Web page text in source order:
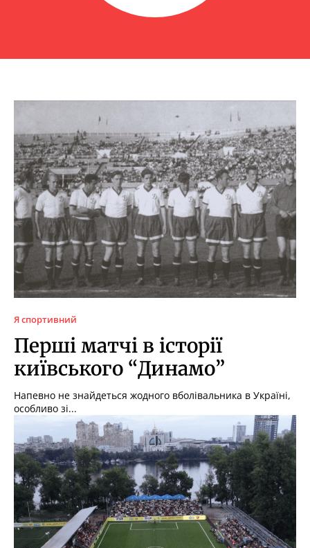
Я спортивний
Перші матчі в історії
київського “Динамо”
Напевно не знайдеться жодного вболівальника в Україні,
особливо зі...